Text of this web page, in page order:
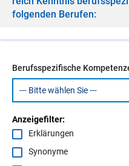
fol­gen­den Be­ru­fen:
Berufsspezifische
Anzeigefilter:
Erklärungen
Synonyme